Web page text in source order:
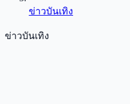
ข่าวบันเทิง
ข่าวบันเทิง